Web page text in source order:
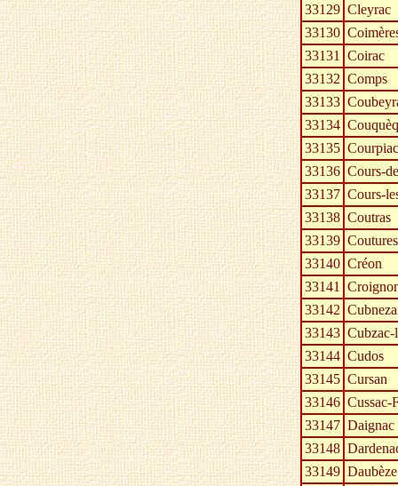
33129 Cleyrac
33130
33131 Coirac
33132 Comps
33133
33134
33135 Courpiac
33136 Cours-
33137 Cours-
33138 Coutras
33139 Coutures
33140 Créon
33141
33142
33143 Cubzac-
33144 Cudos
33145 Cursan
33146 Cussac-
33147 Daignac
33148
33149 Daubèze